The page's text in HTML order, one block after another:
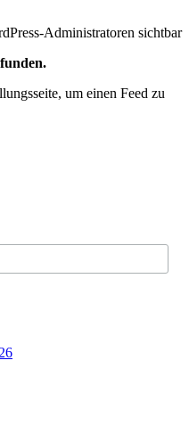
Administratoren sichtbar
um einen Feed zu